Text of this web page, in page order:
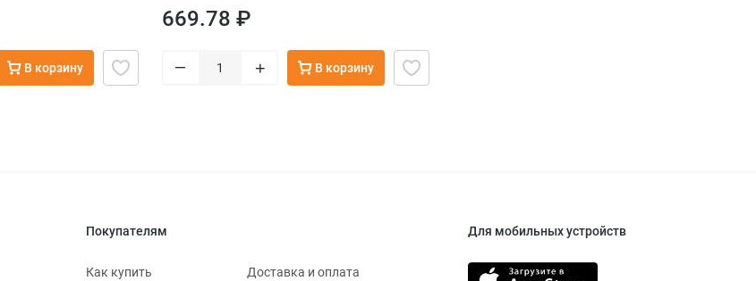
В корзину
669.78 ₽
– + В корзину
Покупателям
Как купить Доставка и оплата
Для мобильных устройств